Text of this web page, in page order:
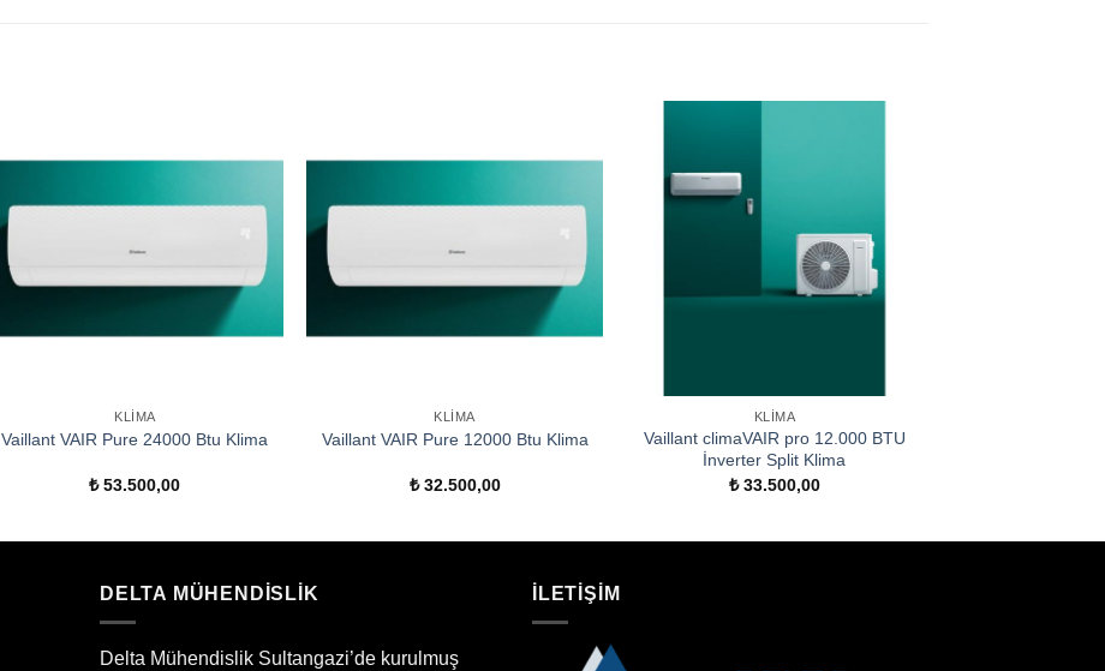
KLIMA
Vaillant VAIR Pure 24000 Btu Klima
₺53.500,00
KLIMA
Vaillant VAIR Pure 12000 Btu Klima
₺32.500,00
KLIMA
Vaillant climaVAIR pro 12.000 BTU
İnverter Split Klima
₺33.500,00
DELTA MÜHENDİSLİK
Delta Mühendislik Sultangazi’de kurulmuş
İLETİŞİM